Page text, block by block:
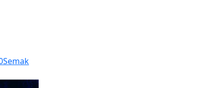
Semak